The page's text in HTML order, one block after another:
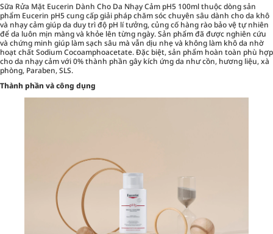
Sữa Rửa Mặt Eucerin Dành Cho Da Nhạy Cảm pH5 100ml thuộc dòng sản
phẩm Eucerin pH5 cung cấp giải pháp chăm sóc chuyên sâu dành cho da khô
và nhạy cảm giúp da duy trì độ pH lí tưởng, củng cố hàng rào bảo vệ tự nhiên
để da luôn mịn màng và khỏe lên từng ngày. Sản phẩm đã được nghiên cứu
và chứng minh giúp làm sạch sâu mà vẫn dịu nhẹ và không làm khô da nhờ
hoạt chất Sodium Cocoamphoacetate. Đặc biệt, sản phẩm hoàn toàn phù hợp
cho da nhạy cảm với 0% thành phần gây kích ứng da như cồn, hương liệu, xà
phòng, Paraben, SLS.
Thành phần và công dụng